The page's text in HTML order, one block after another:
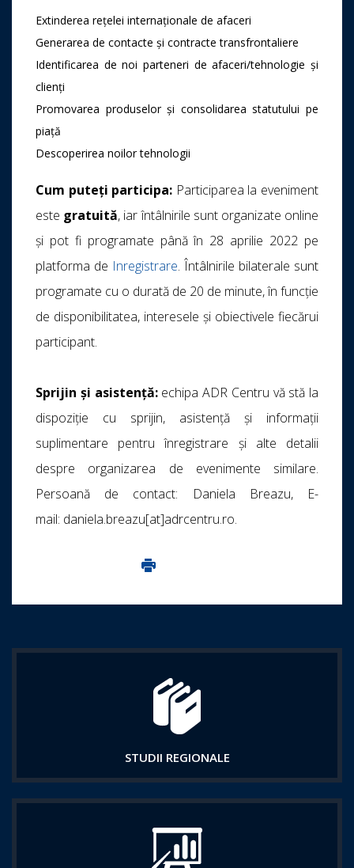
Extinderea rețelei internaționale de afaceri
Generarea de contacte și contracte transfrontaliere
Identificarea de noi parteneri de afaceri/tehnologie și
clienți
Promovarea produselor și consolidarea statutului pe
piață
Descoperirea noilor tehnologii
Cum puteți participa: Participarea la eveniment
este gratuită, iar întâlnirile sunt organizate online
și pot fi programate până în 28 aprilie 2022 pe
platforma de Inregistrare. Întâlnirile bilaterale sunt
programate cu o durată de 20 de minute, în funcție
de disponibilitatea, interesele și obiectivele fiecărui
participant.
Sprijin și asistență:echipa ADR Centru vă stă la
dispoziție cu sprijin, asistență și informații
suplimentare pentru înregistrare și alte detalii
despre organizarea de evenimente similare.
Persoană de contact: Daniela Breazu, E-
mail: daniela.breazu[at]adrcentru.ro.
Imprima aceasta pagina
STUDII REGIONALE